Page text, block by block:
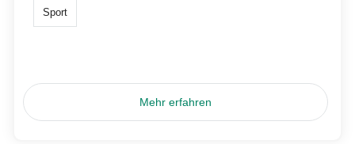
Sport
Mehr erfahren